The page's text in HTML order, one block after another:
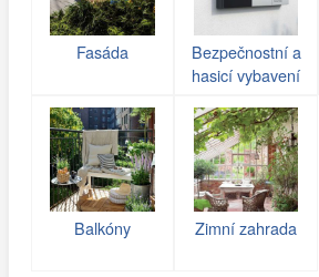
Fasáda
Bezpečnostní a
hasicí vybavení
Balkóny Zimní zahrada